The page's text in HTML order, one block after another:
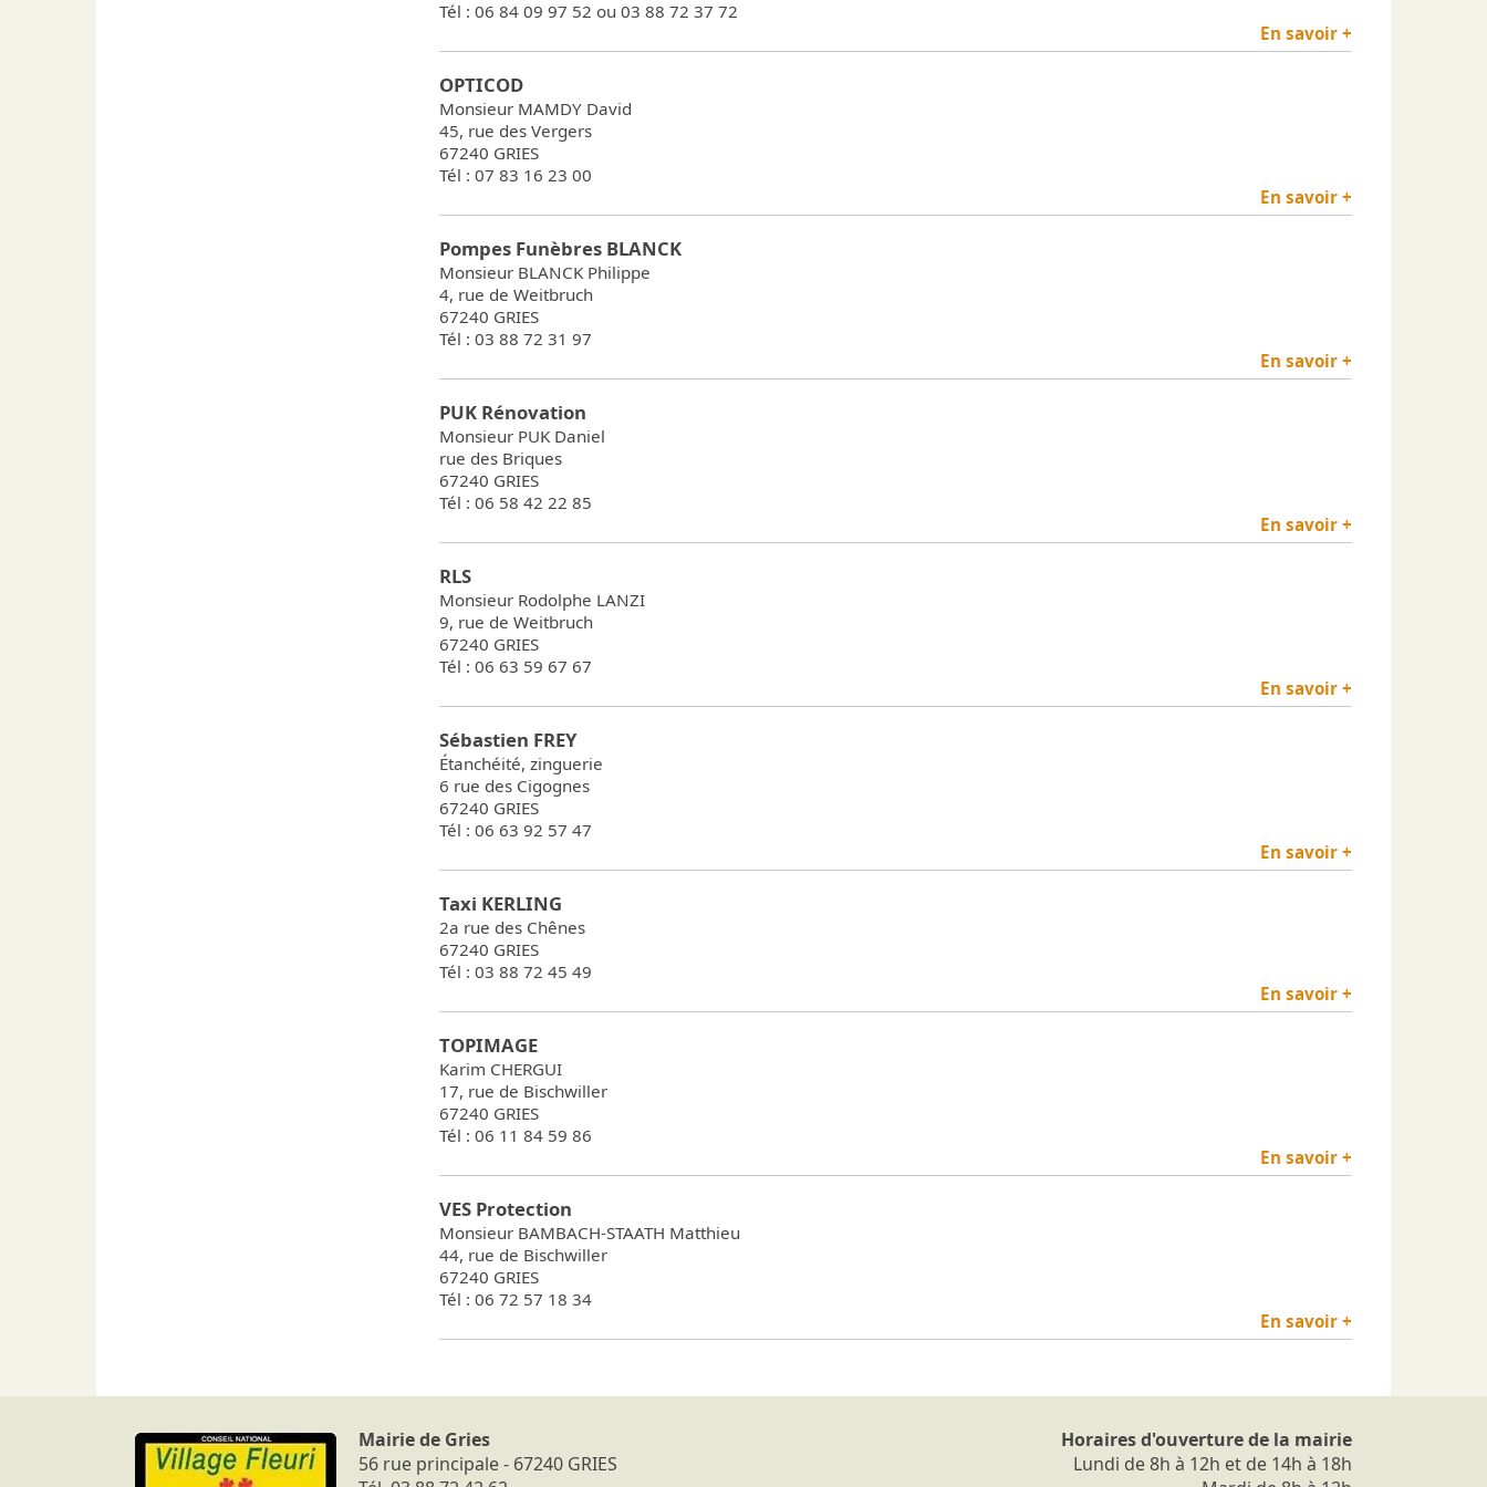
Tél : 06 84 09 97 52 ou 03 88 72 37 72
En savoir +
OPTICOD
Monsieur MAMDY David
45, rue des Vergers
67240 GRIES
Tél : 07 83 16 23 00
En savoir +
Pompes Funèbres BLANCK
Monsieur BLANCK Philippe
4, rue de Weitbruch
67240 GRIES
Tél : 03 88 72 31 97
En savoir +
PUK Rénovation
Monsieur PUK Daniel
rue des Briques
67240 GRIES
Tél : 06 58 42 22 85
En savoir +
RLS
Monsieur Rodolphe LANZI
9, rue de Weitbruch
67240 GRIES
Tél : 06 63 59 67 67
En savoir +
Sébastien FREY
Étanchéité, zinguerie
6 rue des Cigognes
67240 GRIES
Tél : 06 63 92 57 47
En savoir +
Taxi KERLING
2a rue des Chênes
67240 GRIES
Tél : 03 88 72 45 49
En savoir +
TOPIMAGE
Karim CHERGUI
17, rue de Bischwiller
67240 GRIES
Tél : 06 11 84 59 86
En savoir +
VES Protection
Monsieur BAMBACH-STAATH Matthieu
44, rue de Bischwiller
67240 GRIES
Tél : 06 72 57 18 34
En savoir +
Mairie de Gries
56 rue principale - 67240 GRIES
Horaires d'ouverture de la mairie
Lundi de 8h à 12h et de 14h à 18h